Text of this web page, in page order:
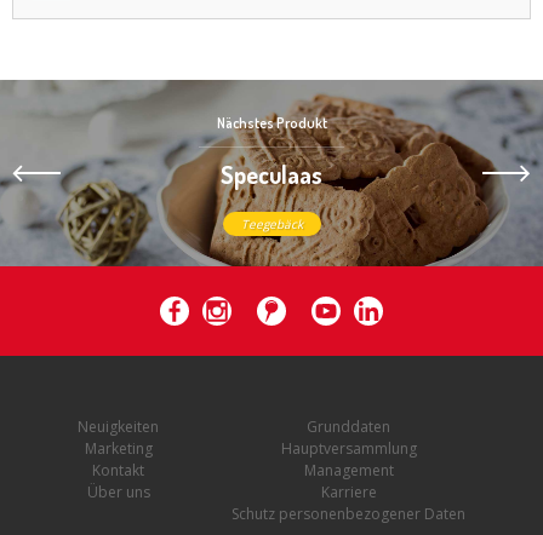
Nächstes Produkt
Speculaas
Teegebäck
Neuigkeiten
Marketing
Kontakt
Über uns
Grunddaten
Hauptversammlung
Management
Karriere
Schutz personenbezogener Daten